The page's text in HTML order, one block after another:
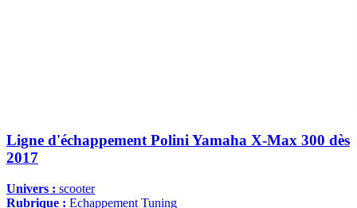
Ligne d'échappement Polini Yamaha X-Max 300 dès
2017
Univers : scooter
Rubrique : Echappement Tuning